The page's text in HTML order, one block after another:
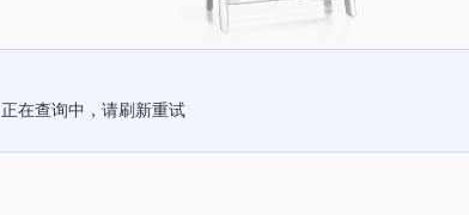
正在查询中，请刷新重试